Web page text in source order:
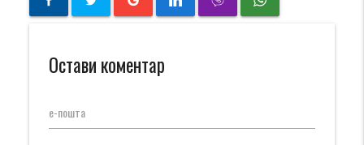
Остави коментар
е-пошта